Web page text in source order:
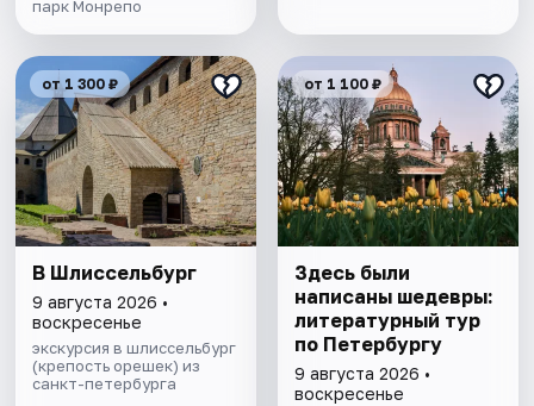
парк Монрепо
от 1 300 ₽
В Шлиссельбург
9 августа 2026 •
воскресенье
экскурсия в шлиссельбург
(крепость орешек) из
санкт-петербурга
от 1 100 ₽
Здесь были
написаны шедевры:
литературный тур
по Петербургу
9 августа 2026 •
воскресенье